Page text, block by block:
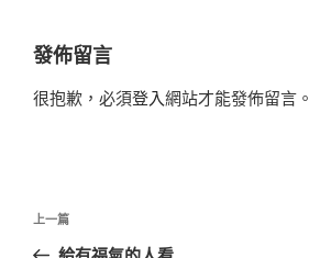
發佈留言
很抱歉，必須登入網站才能發佈留言。
文
上
一
上一篇